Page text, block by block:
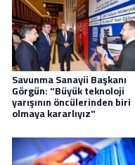
Savunma Sanayii Başkanı
Görgün: "Büyük teknoloji
yarışının öncülerinden biri
olmaya kararlıyız"